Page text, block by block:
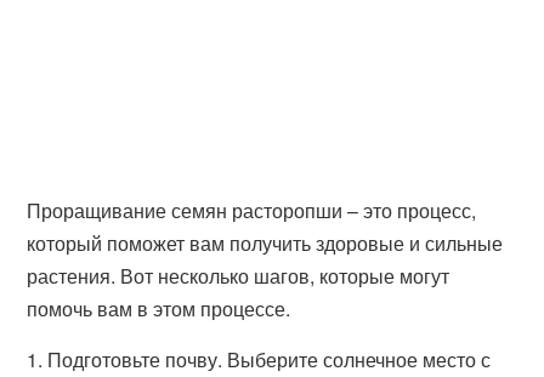
Проращивание семян расторопши – это процесс,
который поможет вам получить здоровые и сильные
растения. Вот несколько шагов, которые могут
помочь вам в этом процессе.
1. Подготовьте почву. Выберите солнечное место с